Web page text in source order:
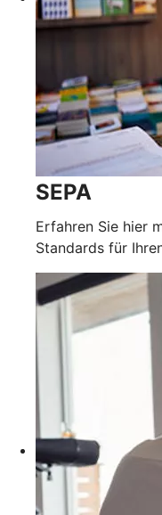
SEPA
Erfahren Sie hier
Standards für